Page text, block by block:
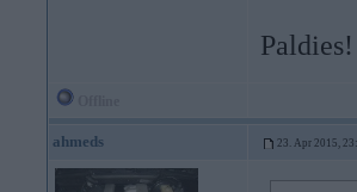
Paldies!
ahmeds 23. Apr 2015,